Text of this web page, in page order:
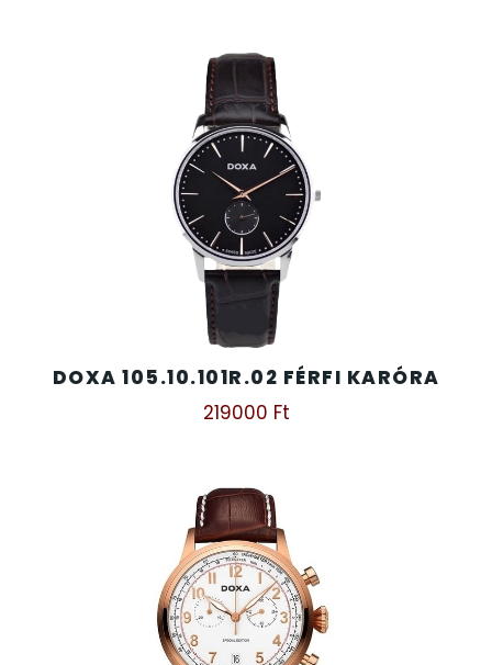
DOXA 105.10.101R.02 FÉRFI KARÓRA
219000 Ft